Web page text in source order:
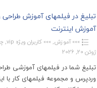
تبلیغ در فیلمهای آموزش
آموزش اینترنت
»»» آموزش, »»» کاربران ویژه vip ,
ژوئن 20, 2026
تبلیغ شما در فیلمهای آموزشی
وردپرس و مجموعه فیلمهای کار با